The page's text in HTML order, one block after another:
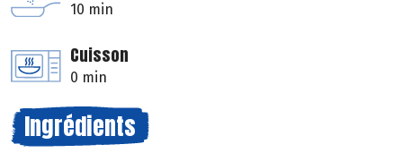
10 min
Cuisson
0 min
Ingrédients